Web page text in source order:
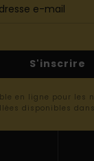
S'inscrire
en ligne pour les
disponibles